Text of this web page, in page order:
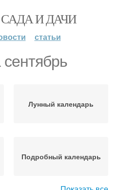
И ДАЧИ
статьи
Лунный календарь
Подробный календарь